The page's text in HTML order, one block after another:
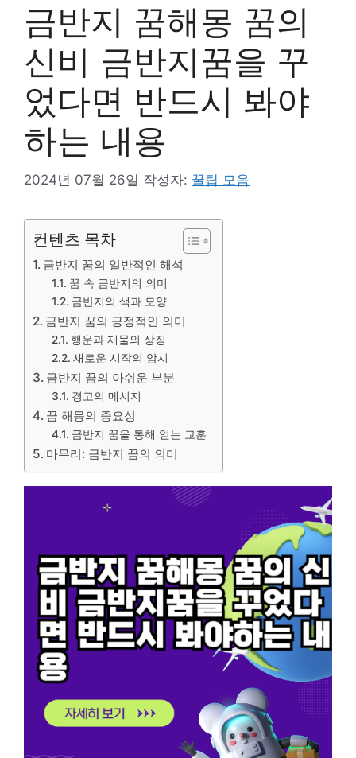
금반지 꿈해몽 꿈의
신비 금반지꿈을 꾸
었다면 반드시 봐야
하는 내용
2024년 07월 26일 작성자: 꿀팁 모음
컨텐츠 목차
금반지 꿈의 일반적인 해석
꿈 속 금반지의 의미
금반지의 색과 모양
금반지 꿈의 긍정적인 의미
행운과 재물의 상징
새로운 시작의 암시
금반지 꿈의 아쉬운 부분
경고의 메시지
꿈 해몽의 중요성
금반지 꿈을 통해 얻는 교훈
마무리: 금반지 꿈의 의미